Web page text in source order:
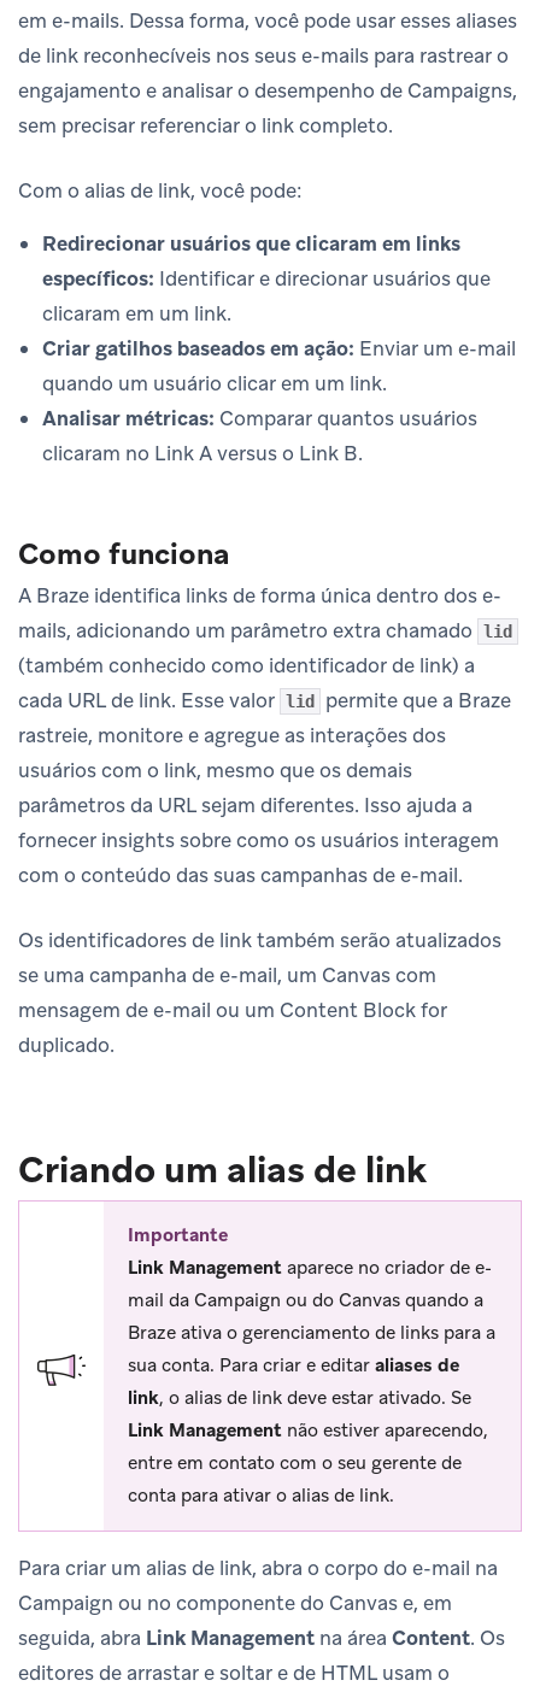
em e-mails. Dessa forma, você pode usar esses aliases
de link reconhecíveis nos seus e-mails para rastrear o
engajamento e analisar o desempenho de Campaigns,
sem precisar referenciar o link completo.
Com o alias de link, você pode:
Redirecionar usuários que clicaram em links
específicos: Identificar e direcionar usuários que
clicaram em um link.
Criar gatilhos baseados em ação: Enviar um e-mail
quando um usuário clicar em um link.
Analisar métricas: Comparar quantos usuários
clicaram no Link A versus o Link B.
Como funciona
A Braze identifica links de forma única dentro dos e-
mails, adicionando um parâmetro extra chamado
lid
(também conhecido como identificador de link) a
cada URL de link. Esse valor lid
permite que a Braze
rastreie, monitore e agregue as interações dos
usuários com o link, mesmo que os demais
parâmetros da URL sejam diferentes. Isso ajuda a
fornecer insights sobre como os usuários interagem
com o conteúdo das suas campanhas de e-mail.
Os identificadores de link também serão atualizados
se uma campanha de e-mail, um Canvas com
mensagem de e-mail ou um Content Block for
duplicado.
Criando um alias de link
Importante
Link Management aparece no criador de e-
mail da Campaign ou do Canvas quando a
Braze ativa o gerenciamento de links para a
sua conta. Para criar e editar aliases de
link, o alias de link deve estar ativado. Se
Link Management não estiver aparecendo,
entre em contato com o seu gerente de
conta para ativar o alias de link.
Para criar um alias de link, abra o corpo do e-mail na
Campaign ou no componente do Canvas e, em
seguida, abra Link Management na área Content. Os
editores de arrastar e soltar e de HTML usam o